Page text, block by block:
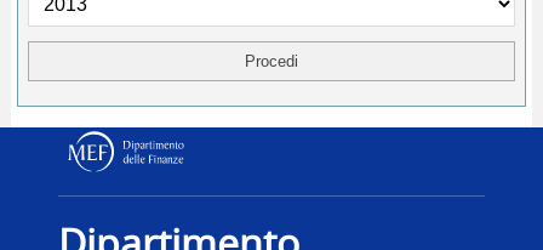
Dipartimento delle